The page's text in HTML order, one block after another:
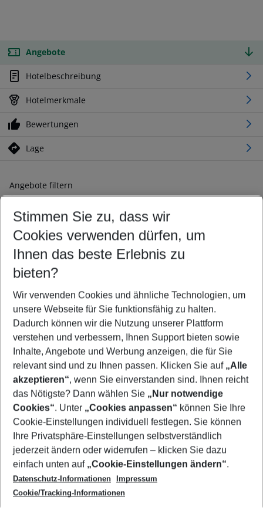
Angebote
Hotelbeschreibung
Hotelmerkmale
Bewertungen
Lage
Angebote filtern
Ändern Sie Ihre Kriterien nach Ihren Wünschen
Abflughafen wählen
Beliebiger Abflughafen
Reisezeitraum wählen
09.08.26– 07.08.27 5-8 Nächte
2 Erwachsene Keine Kinder
Mehr Filter anzeigen
Footer
Footer navigation
Über uns
AGB
Cookie-Einstellungen ändern
Cookie-Richtlinie
Datenschutz
Service & Hilfe
Barrierefreies Reisen
Check-in
Folgen Sie uns
Stimmen Sie zu, dass wir
Cookies verwenden dürfen, um
Ihnen das beste Erlebnis zu
bieten?
Wir verwenden Cookies und ähnliche Technologien, um
unsere Webseite für Sie funktionsfähig zu halten.
Dadurch können wir die Nutzung unserer Plattform
verstehen und verbessern, Ihnen Support bieten sowie
Inhalte, Angebote und Werbung anzeigen, die für Sie
relevant sind und zu Ihnen passen. Klicken Sie auf „Alle
akzeptieren“, wenn Sie einverstanden sind. Ihnen reicht
das Nötigste? Dann wählen Sie „Nur notwendige
Cookies“. Unter „Cookies anpassen“ können Sie Ihre
Cookie-Einstellungen individuell festlegen. Sie können
Ihre Privatsphäre-Einstellungen selbstverständlich
jederzeit ändern oder widerrufen – klicken Sie dazu
einfach unten auf „Cookie-Einstellungen ändern“.
Datenschutz-Informationen
Impressum
Cookie/Tracking-Informationen